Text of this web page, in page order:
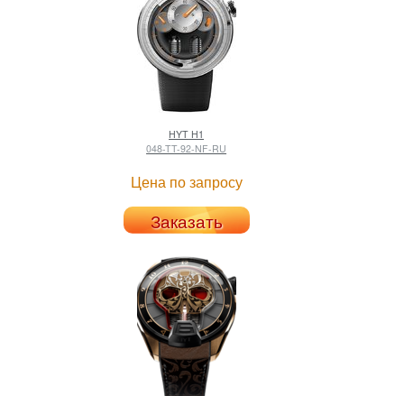
HYT H1
048-TT-92-NF-RU
Цена по запросу
Заказать